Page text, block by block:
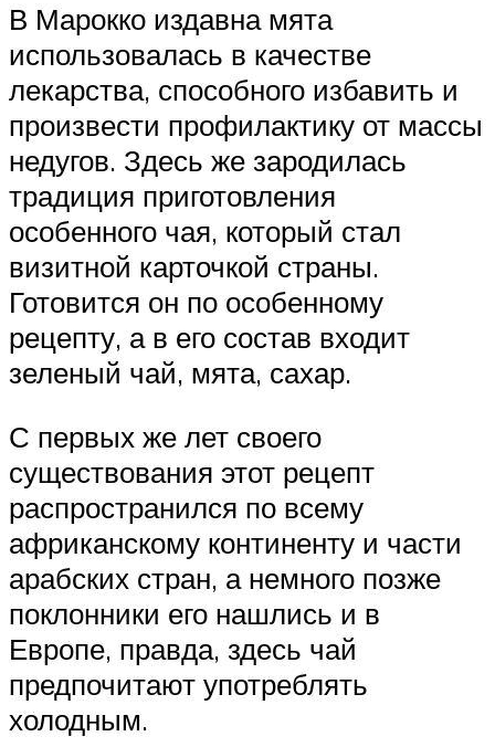
В Марокко издавна мята
использовалась в качестве
лекарства, способного избавить и
произвести профилактику от массы
недугов. Здесь же зародилась
традиция приготовления
особенного чая, который стал
визитной карточкой страны.
Готовится он по особенному
рецепту, а в его состав входит
зеленый чай, мята, сахар.
С первых же лет своего
существования этот рецепт
распространился по всему
африканскому континенту и части
арабских стран, а немного позже
поклонники его нашлись и в
Европе, правда, здесь чай
предпочитают употреблять
холодным.